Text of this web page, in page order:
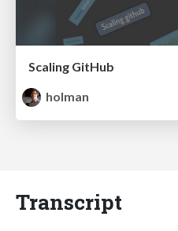
Scaling GitHub
holman
Transcript